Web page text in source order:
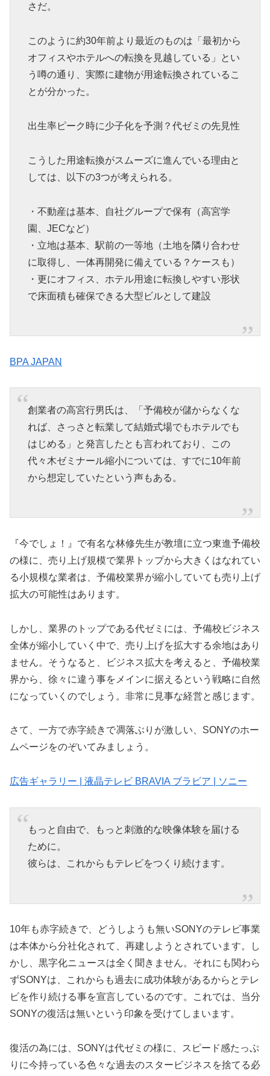
さだ。
このように約30年前より最近のものは「最初から
オフィスやホテルへの転換を見越している」とい
う噂の通り、実際に建物が用途転換されているこ
とが分かった。
出生率ピーク時に少子化を予測？代ゼミの先見性
こうした用途転換がスムーズに進んでいる理由と
しては、以下の3つが考えられる。
・不動産は基本、自社グループで保有（高宮学
園、JECなど）
・立地は基本、駅前の一等地（土地を隣り合わせ
に取得し、一体再開発に備えている？ケースも）
・更にオフィス、ホテル用途に転換しやすい形状
で床面積も確保できる大型ビルとして建設
BPA JAPAN
創業者の高宮行男氏は、「予備校が儲からなくな
れば、さっさと転業して結婚式場でもホテルでも
はじめる」と発言したとも言われており、この
代々木ゼミナール縮小については、すでに10年前
から想定していたという声もある。
『今でしょ！』で有名な林修先生が教壇に立つ東進予備校
の様に、売り上げ規模で業界トップから大きくはなれてい
る小規模な業者は、予備校業界が縮小していても売り上げ
拡大の可能性はあります。
しかし、業界のトップである代ゼミには、予備校ビジネス
全体が縮小していく中で、売り上げを拡大する余地はあり
ません。そうなると、ビジネス拡大を考えると、予備校業
界から、徐々に違う事をメインに据えるという戦略に自然
になっていくのでしょう。非常に見事な経営と感じます。
さて、一方で赤字続きで凋落ぶりが激しい、SONYのホー
ムページをのぞいてみましょう。
広告ギャラリー | 液晶テレビ BRAVIA ブラビア | ソニー
もっと自由で、もっと刺激的な映像体験を届ける
ために。
彼らは、これからもテレビをつくり続けます。
10年も赤字続きで、どうしようも無いSONYのテレビ事業
は本体から分社化されて、再建しようとされています。し
かし、黒字化ニュースは全く聞きません。それにも関わら
ずSONYは、これからも過去に成功体験があるからとテレ
ビを作り続ける事を宣言しているのです。これでは、当分
SONYの復活は無いという印象を受けてしまいます。
復活の為には、SONYは代ゼミの様に、スピード感たっぷ
りに今持っている色々な過去のスタービジネスを捨てる必